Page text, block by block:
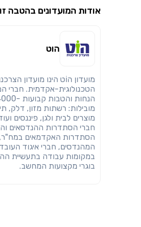
אודות המועדונים בהטבה זו
הוט
מועדון הוֹט הינו מועדון
הטכנולוגית-אקדמית. חברי
מובילות: רשתות מזון, דלק,
מוצרים לבית ולגן, פיננסים
חברי הסתדרות ההנדסאים
הסתדרות האקדמאים
המהנדסים, חברי איגוד
במקומות עבודה בתעשיית
בוגרי מקצועות המחשב.